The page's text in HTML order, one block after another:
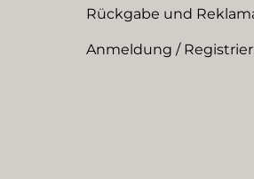
Rückgabe und
Anmeldung /